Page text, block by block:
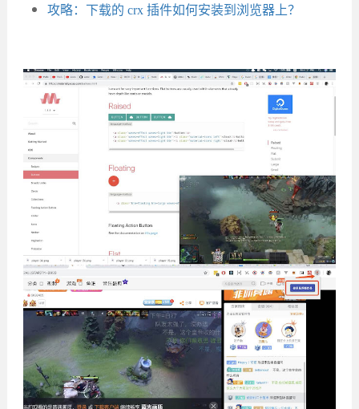
攻略：下载的 crx 插件如何安装到浏览器上？